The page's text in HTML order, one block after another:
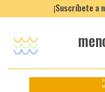
¡Suscríbete a